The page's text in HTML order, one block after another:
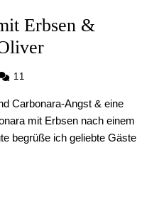
Erbsen &
11
Carbonara-Angst & eine
mit Erbsen nach einem
begrüße ich geliebte Gäste